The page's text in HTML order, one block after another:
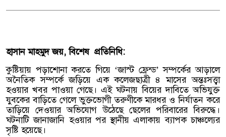
হাসান মাহমুদ জয়, বিশেষ প্রতিনিধি:
কুষ্টিয়ায় পড়াশোনা করতে গিয়ে ‘জাস্ট ফ্রেন্ড’ সম্পর্কের আড়ালে
অনৈতিক সম্পর্কে জড়িয়ে এক কলেজছাত্রী ৪ মাসের অন্তঃসত্ত্বা
হওয়ার খবর পাওয়া গেছে। এই ঘটনায় বিয়ের দাবিতে অভিযুক্ত
যুবকের বাড়িতে গেলে ভুক্তভোগী তরুণীকে মারধর ও নির্যাতন করে
তাড়িয়ে দেওয়ার অভিযোগ উঠেছে ছেলের পরিবারের বিরুদ্ধে।
ঘটনাটি জানাজানি হওয়ার পর স্থানীয় এলাকায় ব্যাপক চাঞ্চল্যের
সৃষ্টি হয়েছে।